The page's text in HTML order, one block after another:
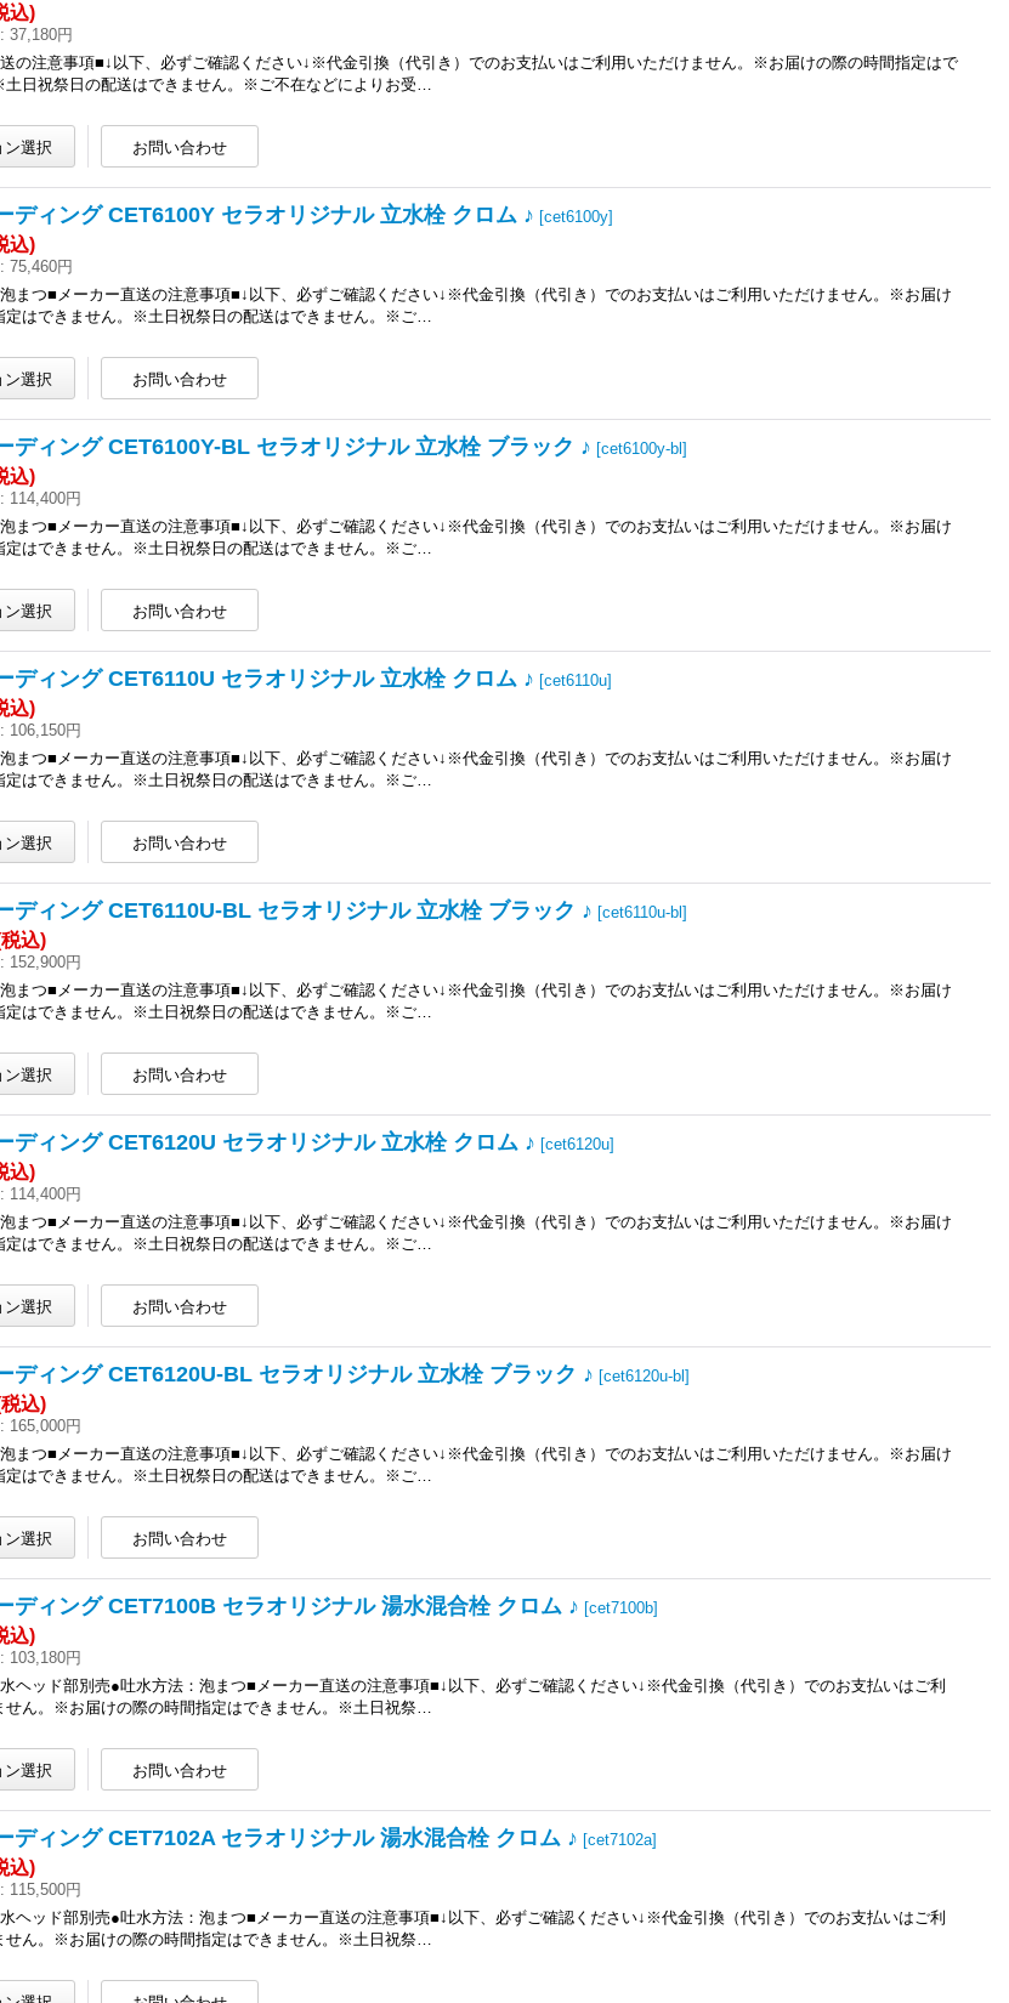
込)
: 37,180円
の注意事項■↓以下、必ずご確認ください↓※代金引換（代引き）でのお支払いはご利用いただけません。※お届けの際の時間指定はで
日祝祭日の配送はできません。※ご不在などによりお受…
ディング CET6100Y セラオリジナル 立水栓 クロム ♪ [cet6100y]
込)
: 75,460円
まつ■メーカー直送の注意事項■↓以下、必ずご確認ください↓※代金引換（代引き）でのお支払いはご利用いただけません。※お届け
定はできません。※土日祝祭日の配送はできません。※ご…
ディング CET6100Y-BL セラオリジナル 立水栓 ブラック ♪ [cet6100y-bl ]
込)
: 114,400円
まつ■メーカー直送の注意事項■↓以下、必ずご確認ください↓※代金引換（代引き）でのお支払いはご利用いただけません。※お届け
定はできません。※土日祝祭日の配送はできません。※ご…
ディング CET6110U セラオリジナル 立水栓 クロム ♪ [cet6110u]
込)
: 106,150円
まつ■メーカー直送の注意事項■↓以下、必ずご確認ください↓※代金引換（代引き）でのお支払いはご利用いただけません。※お届け
定はできません。※土日祝祭日の配送はできません。※ご…
ディング CET6110U-BL セラオリジナル 立水栓 ブラック ♪ [cet6110u-bl ]
込)
: 152,900円
まつ■メーカー直送の注意事項■↓以下、必ずご確認ください↓※代金引換（代引き）でのお支払いはご利用いただけません。※お届け
定はできません。※土日祝祭日の配送はできません。※ご…
ディング CET6120U セラオリジナル 立水栓 クロム ♪ [cet6120u]
込)
: 114,400円
まつ■メーカー直送の注意事項■↓以下、必ずご確認ください↓※代金引換（代引き）でのお支払いはご利用いただけません。※お届け
定はできません。※土日祝祭日の配送はできません。※ご…
ディング CET6120U-BL セラオリジナル 立水栓 ブラック ♪ [cet6120u-bl ]
込)
: 165,000円
まつ■メーカー直送の注意事項■↓以下、必ずご確認ください↓※代金引換（代引き）でのお支払いはご利用いただけません。※お届け
定はできません。※土日祝祭日の配送はできません。※ご…
ディング CET7100B セラオリジナル 湯水混合栓 クロム ♪ [cet7100b]
込)
: 103,180円
ヘッド部別売●吐水方法：泡まつ■メーカー直送の注意事項■↓以下、必ずご確認ください↓※代金引換（代引き）でのお支払いはご利
せん。※お届けの際の時間指定はできません。※土日祝祭…
ディング CET7102A セラオリジナル 湯水混合栓 クロム ♪ [cet7102a]
込)
: 115,500円
ヘッド部別売●吐水方法：泡まつ■メーカー直送の注意事項■↓以下、必ずご確認ください↓※代金引換（代引き）でのお支払いはご利
せん。※お届けの際の時間指定はできません。※土日祝祭…